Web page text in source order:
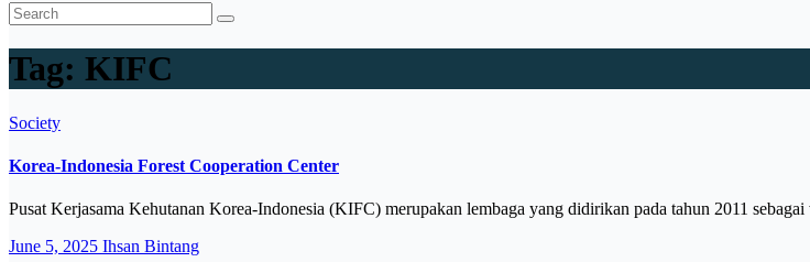
Tag: KIFC
Society
Korea-Indonesia Forest Cooperation Center
Pusat Kerjasama Kehutanan Korea-Indonesia (KIFC) merupakan lembaga yang didirikan pada tahun 2011
June 5, 2025 Ihsan Bintang